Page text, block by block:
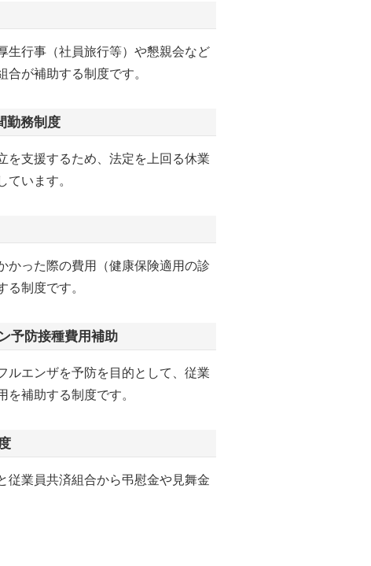
生行事（社員旅行等）や懇親会など
が補助する制度です。
勤務制度
を支援するため、法定を上回る休業
ています。
かった際の費用（健康保険適用の診
る制度です。
予防接種費用補助
ルエンザを予防を目的として、従業
を補助する制度です。
従業員共済組合から弔慰金や見舞金